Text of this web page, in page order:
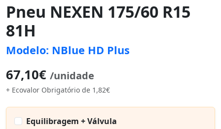
Pneu NEXEN 175/60 R15
81H
Modelo: NBlue HD Plus
67,10€ /unidade
+ Ecovalor Obrigatório de 1,82€
Equilibragem + Válvula